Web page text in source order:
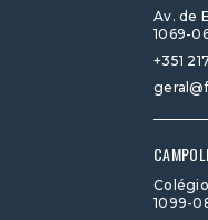
Av. de
1069-
+351
1099-